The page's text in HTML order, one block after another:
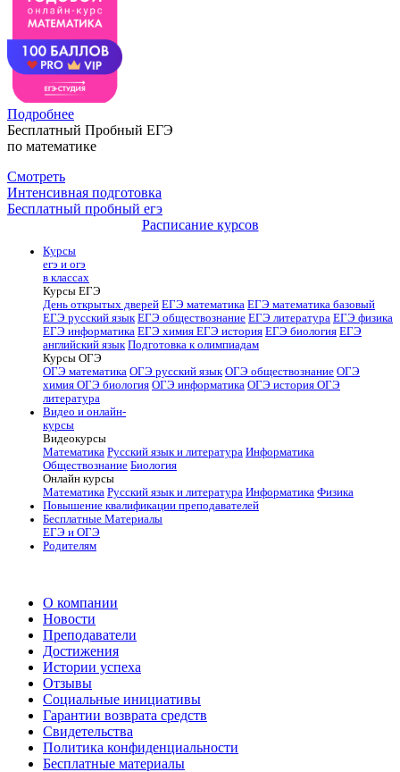
Подробнее
Бесплатный Пробный ЕГЭ
по математике
Смотреть
Интенсивная подготовка
Бесплатный пробный егэ
Расписание курсов
Курсы
егэ и огэ
в классах
Курсы ЕГЭ
День открытых дверей ЕГЭ математика ЕГЭ математика базовый
ЕГЭ русский язык ЕГЭ обществознание ЕГЭ литература ЕГЭ физика
ЕГЭ информатика ЕГЭ химия ЕГЭ история ЕГЭ биология ЕГЭ
английский язык Подготовка к олимпиадам
Курсы ОГЭ
ОГЭ математика ОГЭ русский язык ОГЭ обществознание ОГЭ
химия ОГЭ биология ОГЭ информатика ОГЭ история ОГЭ
литература
Видео и онлайн-
курсы
Видеокурсы
Математика Русский язык и литература Информатика
Обществознание Биология
Онлайн курсы
Математика Русский язык и литература Информатика Физика
Повышение квалификации преподавателей
Бесплатные Материалы
ЕГЭ и ОГЭ
Родителям
О компании
Новости
Преподаватели
Достижения
Истории успеха
Отзывы
Социальные инициативы
Гарантии возврата средств
Свидетельства
Политика конфиденциальности
Бесплатные материалы